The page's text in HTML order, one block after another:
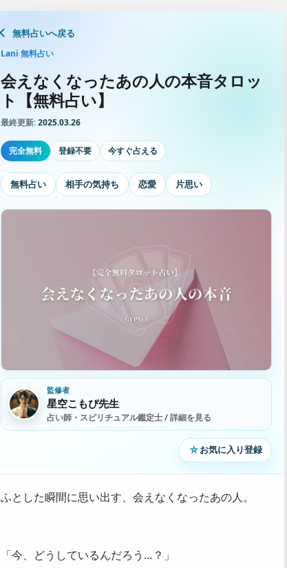
無料占いへ戻る
Lani 無料占い
会えなくなったあの人の本音タロッ
ト【無料占い】
最終更新:2025.03.26
完全無料 登録不要 今すぐ占える
無料占い 相手の気持ち 恋愛 片思い
監修者
星空こもぴ先生
占い師・スピリチュアル鑑定士 / 詳細を見る
☆お気に入り登録
ふとした瞬間に思い出す、会えなくなったあの人。
「今、どうしているんだろう…？」